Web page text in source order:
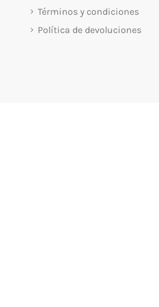
Términos y condiciones
Política de devoluciones